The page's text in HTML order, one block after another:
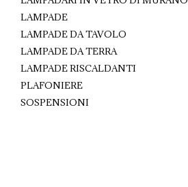
LAMPADE
LAMPADE DA TAVOLO
LAMPADE DA TERRA
LAMPADE RISCALDANTI
PLAFONIERE
SOSPENSIONI